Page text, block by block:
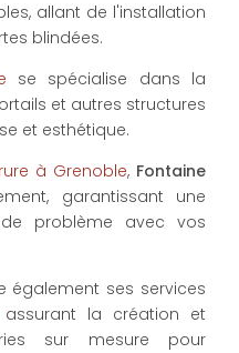
allant de l'installation
blindées.
se spécialise dans la
et autres structures
et esthétique.
à Grenoble, Fontaine
garantissant une
problème avec vos
également ses services
assurant la création et
sur mesure pour